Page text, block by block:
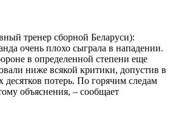
тренер сборной Беларуси):
очень плохо сыграла в нападении.
в определенной степени еще
ниже всякой критики, допустив в
десятков потерь. По горячим следам
объяснения, – сообщает